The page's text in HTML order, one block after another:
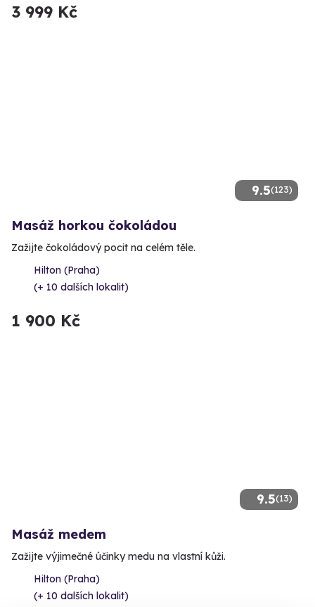
3 999 Kč
9.5(123)
Masáž horkou čokoládou
Zažijte čokoládový pocit na celém těle.
Hilton (Praha)
(+ 10 dalších lokalit)
1 900 Kč
9.5(13)
Masáž medem
Zažijte výjimečné účinky medu na vlastní kůži.
Hilton (Praha)
(+ 10 dalších lokalit)